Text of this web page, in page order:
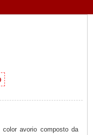
avorio composto da